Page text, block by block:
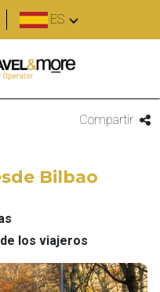
ES
Compartir
Bilbao
los viajeros